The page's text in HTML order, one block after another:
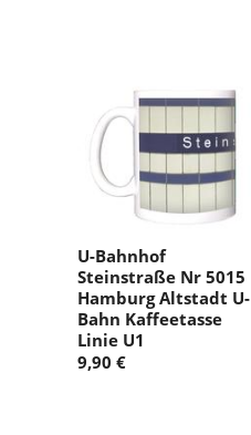
U-Bahnhof
Steinstraße Nr 5015
Hamburg Altstadt U-
Bahn Kaffeetasse
Linie U1
9,90 €